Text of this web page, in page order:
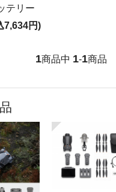
テリー
7,634円)
1商品中 1-1商品